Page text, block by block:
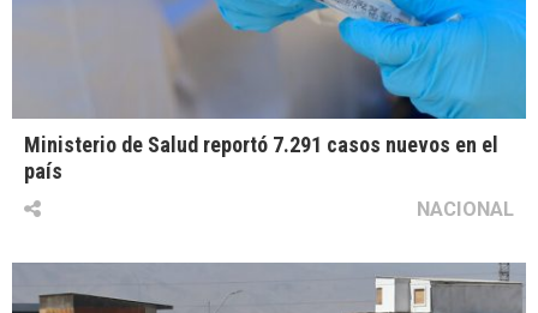
Ministerio de Salud reportó 7.291 casos nuevos en el
país
NACIONAL